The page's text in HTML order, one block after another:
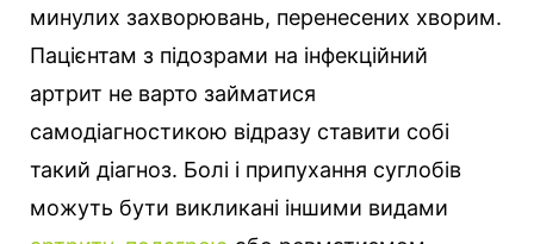
минулих захворювань, перенесених хворим.
Пацієнтам з підозрами на інфекційний
артрит не варто займатися
самодіагностикою відразу ставити собі
такий діагноз. Болі і припухання суглобів
можуть бути викликані іншими видами